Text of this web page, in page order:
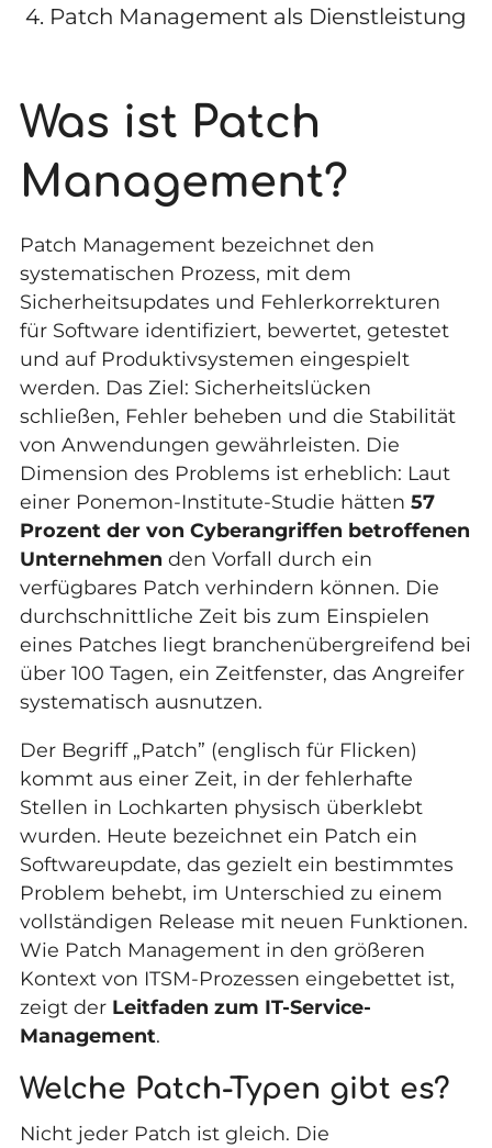
4. Patch Management als Dienstleistung
Was ist Patch
Management?
Patch Management bezeichnet den
systematischen Prozess, mit dem
Sicherheitsupdates und Fehlerkorrekturen
für Software identifiziert, bewertet, getestet
und auf Produktivsystemen eingespielt
werden. Das Ziel: Sicherheitslücken
schließen, Fehler beheben und die Stabilität
von Anwendungen gewährleisten. Die
Dimension des Problems ist erheblich: Laut
einer Ponemon-Institute-Studie hätten 57
Prozent der von Cyberangriffen betroffenen
Unternehmen den Vorfall durch ein
verfügbares Patch verhindern können. Die
durchschnittliche Zeit bis zum Einspielen
eines Patches liegt branchenübergreifend bei
über 100 Tagen, ein Zeitfenster, das Angreifer
systematisch ausnutzen.
Der Begriff „Patch” (englisch für Flicken)
kommt aus einer Zeit, in der fehlerhafte
Stellen in Lochkarten physisch überklebt
wurden. Heute bezeichnet ein Patch ein
Softwareupdate, das gezielt ein bestimmtes
Problem behebt, im Unterschied zu einem
vollständigen Release mit neuen Funktionen.
Wie Patch Management in den größeren
Kontext von ITSM-Prozessen eingebettet ist,
zeigt der Leitfaden zum IT-Service-
Management.
Welche Patch-Typen gibt es?
Nicht jeder Patch ist gleich. Die